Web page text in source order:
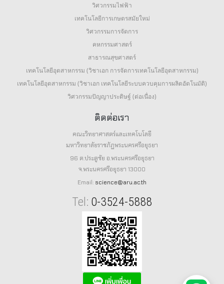
วิศวกรรมไฟฟ้า
เทคโนโลยีการเกษตรสมัยใหม่
วิศวกรรมการจัดการ
คหกรรมศาสตร์
สาธารณสุขศาสตร์
เทคโนโลยีอุตสาหกรรม (วิชาเอก การจัดการเทคโนโลยีอุตสาหกรรม)
เทคโนโลยีอุตสาหกรรม (วิชาเอก เทคโนโลยีระบบควบคุมการผลิตอัตโนมัติ)
วิศวกรรมปัญญาประดิษฐ์ (ต่อเนื่อง)
ติดต่อเรา
คณะวิทยาศาสตร์และเทคโนโลยี
มหาวิทยาลัยราชภัฏพระนครศรีอยุธยา
96 ต.ประตูชัย อ.พระนครศรีอยุธยา
จ.พระนครศรีอยุธยา 13000
Email: science@aru.ac.th
Tel: 0-3524-5888